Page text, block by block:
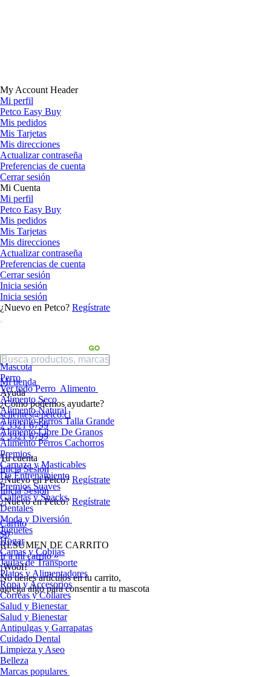
My Account Header
Mi perfil
Petco Easy Buy
Mis pedidos
Mis Tarjetas
Mis direcciones
Actualizar contraseña
Preferencias de cuenta
Cerrar sesión
Mi Cuenta
Mi perfil
Petco Easy Buy
Mis pedidos
Mis Tarjetas
Mis direcciones
Actualizar contraseña
Preferencias de cuenta
Cerrar sesión
Inicia sesión
Inicia sesión
¿Nuevo en Petco? Regístrate
Mi tienda
Ayuda
¿Cómo podemos ayudarte?
sclientes@petco.cl
2 3321 6799
2 3321 6799
Tu cuenta
Inicia Sesión
¿Nuevo en Petco? Regístrate
Inicia Sesión
¿Nuevo en Petco? Regístrate
Carrito
$0
RESUMEN DE CARRITO
Ir a mi carrito »
¡Woof!
No tíenes artículos en tu carrito,
agrega algo para consentir a tu mascota
Mascota
Perro
Ver todo Perro Alimento
Alimento Seco
Alimento Natural
Alimento Perros Talla Grande
Alimento Libre De Granos
Alimento Perros Cachorros
Premios
Carnaza y Masticables
De Entrenamiento
Premios Suaves
Galletas y Snacks
Dentales
Moda y Diversión
Juguetes
Hogar
Camas y Cobijas
Jaulas de Transporte
Platos y Alimentadores
Ropa y Accesorios
Correas y Collares
Salud y Bienestar
Salud y Bienestar
Antipulgas y Garrapatas
Cuidado Dental
Limpieza y Aseo
Belleza
Marcas populares